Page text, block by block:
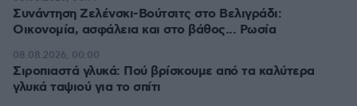
Συνάντηση Ζελένσκι-Βούτσιτς στο Βελιγράδι:
Οικονομία, ασφάλεια και στο βάθος... Ρωσία
Σιροπιαστά γλυκά: Πού βρίσκουμε από τα καλύτερα
γλυκά ταψιού για το σπίτι
08.08.2026, 00:00